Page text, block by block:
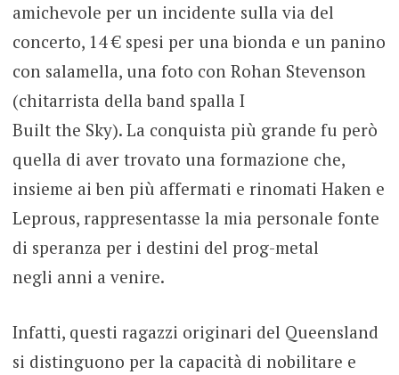
amichevole per un incidente sulla via del
concerto, 14 € spesi per una bionda e un panino
con salamella, una foto con Rohan Stevenson
(chitarrista della band spalla I
Built the Sky). La conquista più grande fu però
quella di aver trovato una formazione che,
insieme ai ben più affermati e rinomati Haken e
Leprous, rappresentasse la mia personale fonte
di speranza per i destini del prog-metal
negli anni a venire.
Infatti, questi ragazzi originari del Queensland
si distinguono per la capacità di nobilitare e